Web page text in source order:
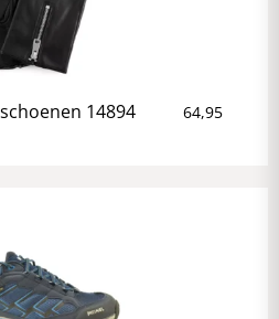
14894
64,95